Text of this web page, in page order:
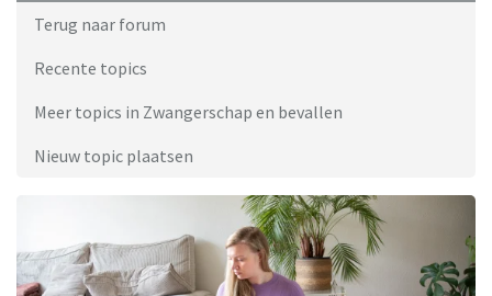
Terug naar forum
Recente topics
Meer topics in Zwangerschap en bevallen
Nieuw topic plaatsen